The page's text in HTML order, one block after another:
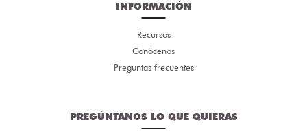
INFORMACIÓN
Recursos
Conócenos
Preguntas frecuentes
PREGÚNTANOS LO QUE QUIERAS